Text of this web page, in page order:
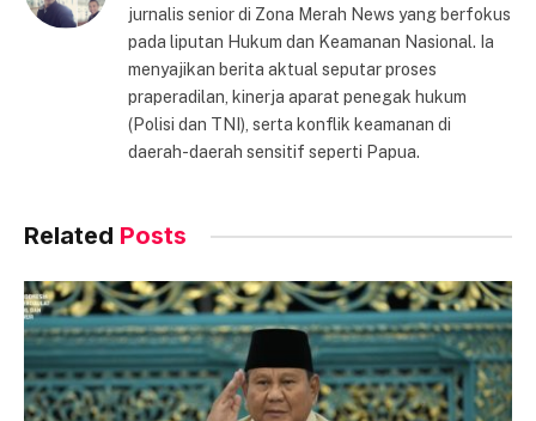
jurnalis senior di Zona Merah News yang berfokus
pada liputan Hukum dan Keamanan Nasional. Ia
menyajikan berita aktual seputar proses
praperadilan, kinerja aparat penegak hukum
(Polisi dan TNI), serta konflik keamanan di
daerah-daerah sensitif seperti Papua.
Related Posts